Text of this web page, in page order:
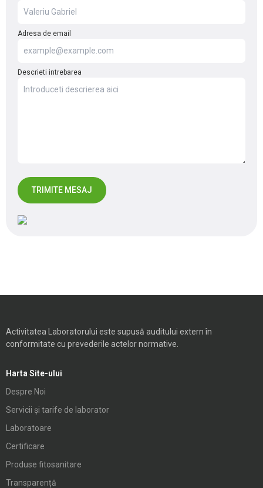
Adresa de email
Descrieti intrebarea
Activitatea Laboratorului este supusă auditului extern în
conformitate cu prevederile actelor normative.
Harta Site-ului
Despre Noi
Servicii și tarife de laborator
Laboratoare
Certificare
Produse fitosanitare
Transparență